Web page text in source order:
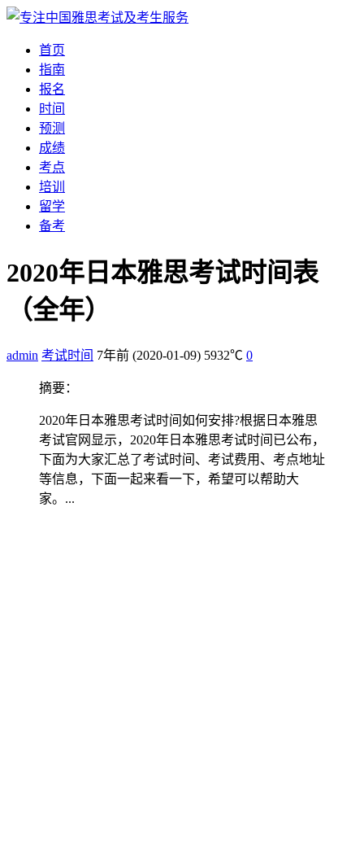
首页
指南
报名
时间
预测
成绩
考点
培训
留学
备考
2020年日本雅思考试时间表
（全年）
admin 考试时间 7年前 (2020-01-09) 5932℃ 0
摘要：
2020年日本雅思考试时间如何安排?根据日本雅思
考试官网显示，2020年日本雅思考试时间已公布，
下面为大家汇总了考试时间、考试费用、考点地址
等信息，下面一起来看一下，希望可以帮助大
家。...